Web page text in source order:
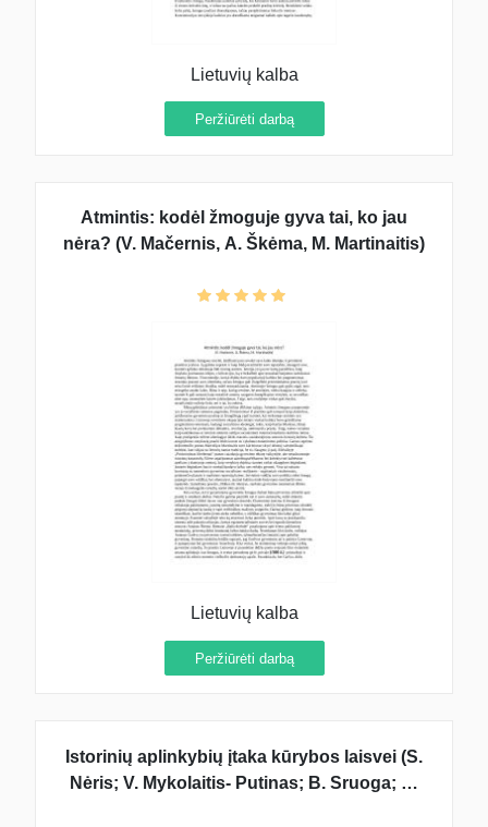
Lietuvių kalba
Peržiūrėti darbą
Atmintis: kodėl žmoguje gyva tai, ko jau
nėra? (V. Mačernis, A. Škėma, M. Martinaitis)
Lietuvių kalba
Peržiūrėti darbą
Istorinių aplinkybių įtaka kūrybos laisvei (S.
Nėris; V. Mykolaitis- Putinas; B. Sruoga; A.